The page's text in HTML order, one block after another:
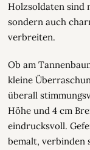
Holzsoldaten sind
sondern auch
verbreiten.
Ob am
kleine
überall
Höhe und 4 cm
eindrucksvoll.
bemalt, verbinden